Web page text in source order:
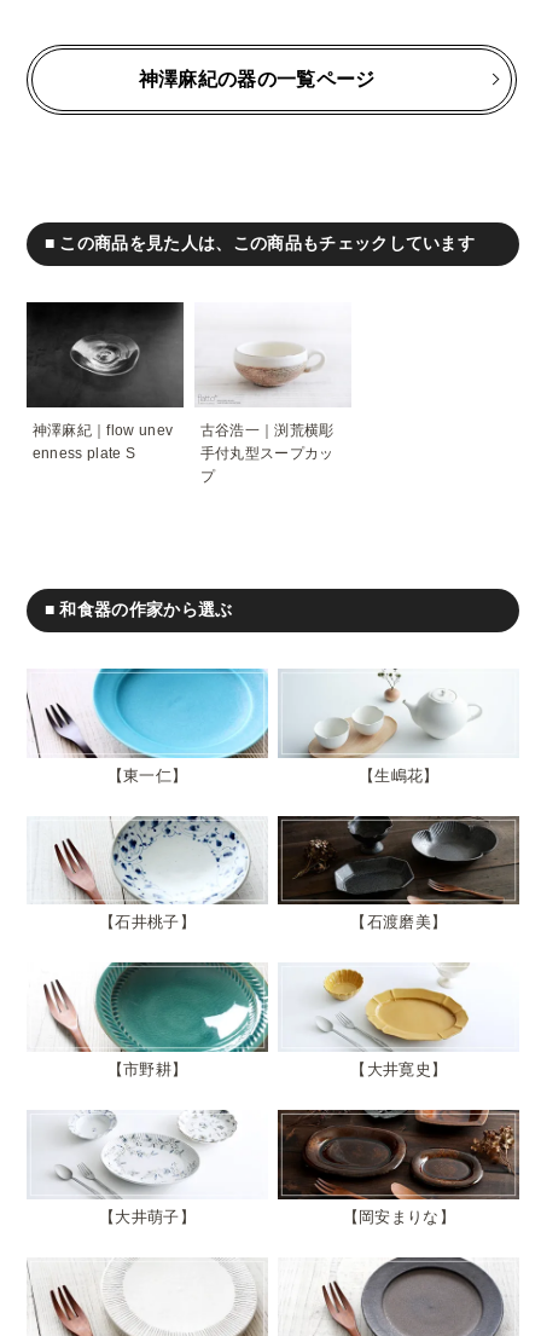
神澤麻紀の器の一覧ページ
■ この商品を見た人は、この商品もチェックしています
神澤麻紀｜flow unev
enness plate S
古谷浩一｜渕荒横彫
手付丸型スープカッ
プ
■ 和食器の作家から選ぶ
東一仁 生嶋花
石井桃子 石渡磨美
市野耕 大井寛史
大井萌子 岡安まりな